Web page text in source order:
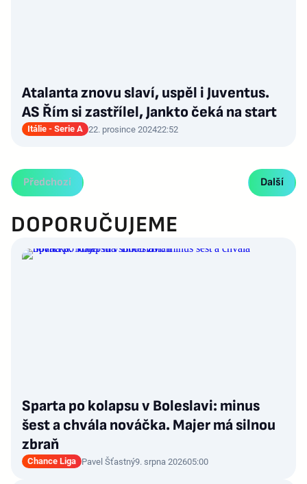
Atalanta znovu slaví, uspěl i Juventus.
AS Řím si zastřílel, Jankto čeká na start
Itálie - Serie A 22. prosince 202422:52
Předchozí Další
DOPORUČUJEME
Sparta po kolapsu v Boleslavi: minus
šest a chvála nováčka. Majer má silnou
zbraň
Chance Liga Pavel Šťastný9. srpna 202605:00